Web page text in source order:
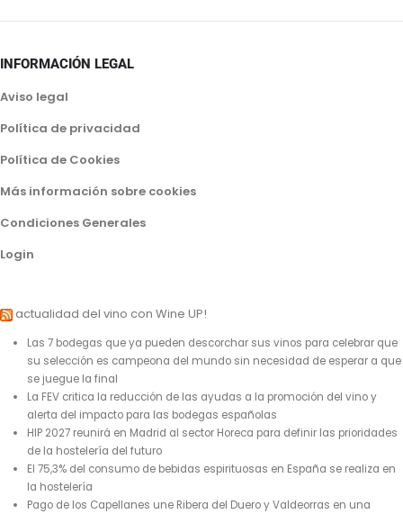
INFORMACIÓN LEGAL
Aviso legal
Política de privacidad
Política de Cookies
Más información sobre cookies
Condiciones Generales
Login
actualidad del vino con Wine UP!
Las 7 bodegas que ya pueden descorchar sus vinos para celebrar que
su selección es campeona del mundo sin necesidad de esperar a que
se juegue la final
La FEV critica la reducción de las ayudas a la promoción del vino y
alerta del impacto para las bodegas españolas
HIP 2027 reunirá en Madrid al sector Horeca para definir las prioridades
de la hostelería del futuro
El 75,3% del consumo de bebidas espirituosas en España se realiza en
la hostelería
Pago de los Capellanes une Ribera del Duero y Valdeorras en una